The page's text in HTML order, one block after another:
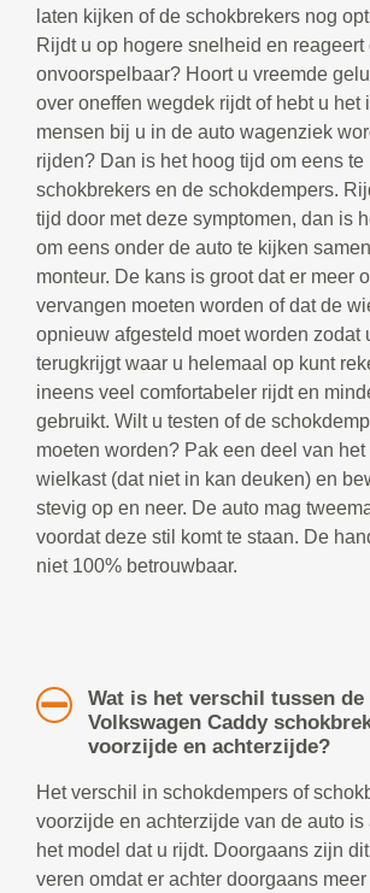
laten kijken of de schokbrekers nog
Rijdt u op hogere snelheid en reageert
onvoorspelbaar? Hoort u vreemde
over oneffen wegdek rijdt of hebt u het
mensen bij u in de auto wagenziek
rijden? Dan is het hoog tijd om eens
schokbrekers en de schokdempers.
tijd door met deze symptomen, dan is
om eens onder de auto te kijken
monteur. De kans is groot dat er meer
vervangen moeten worden of dat de
opnieuw afgesteld moet worden zodat
terugkrijgt waar u helemaal op kunt
ineens veel comfortabeler rijdt en
gebruikt. Wilt u testen of de
moeten worden? Pak een deel van
wielkast (dat niet in kan deuken) en
stevig op en neer. De auto mag
voordat deze stil komt te staan. De
niet 100% betrouwbaar.
Wat is het verschil tussen de
Volkswagen Caddy
voorzijde en achterzijde?
Het verschil in schokdempers of
voorzijde en achterzijde van de auto is
het model dat u rijdt. Doorgaans zijn
veren omdat er achter doorgaans